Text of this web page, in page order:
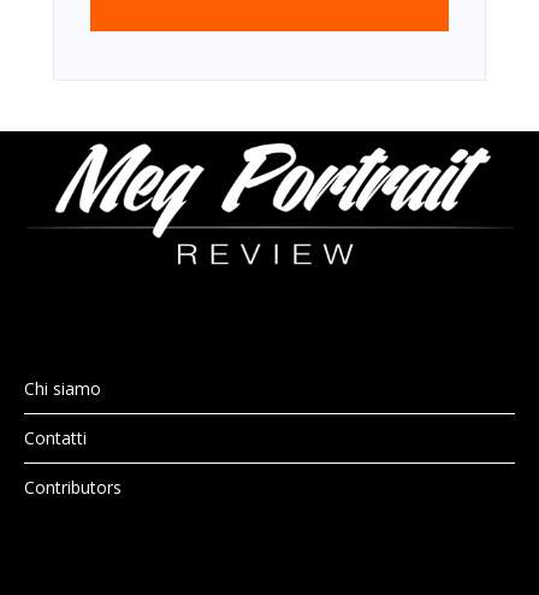
Chi siamo
Contatti
Contributors